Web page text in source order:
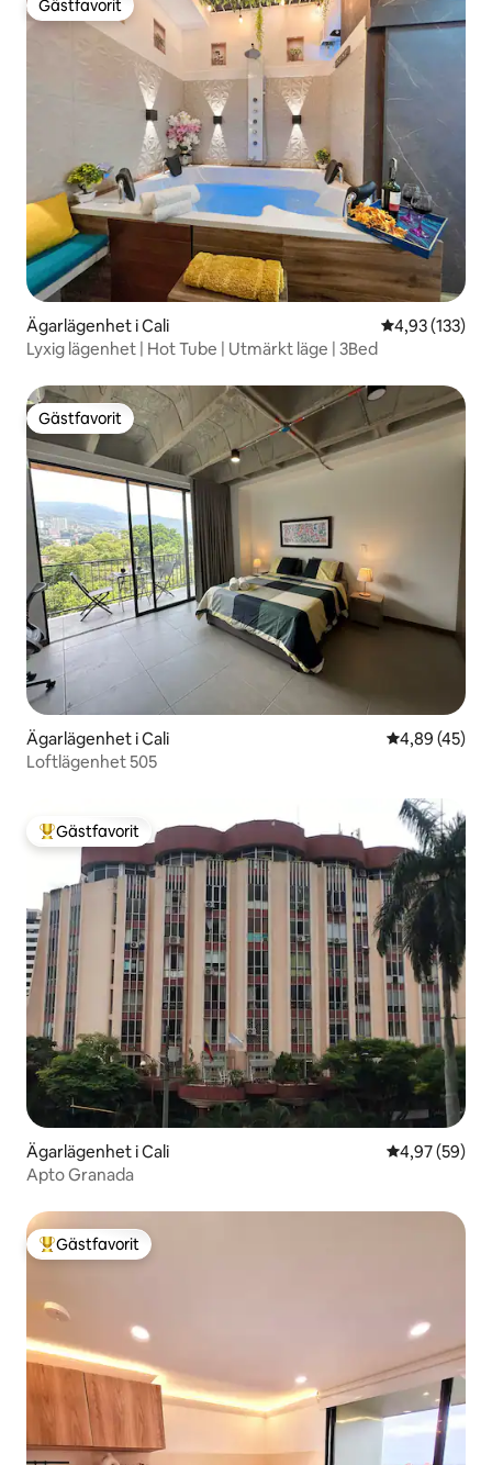
Gästfavorit
Gästfavorit
Ägarlägenhet i Cali 4,93 av 5 i
4,93 (133)
Lyxig lägenhet | Hot Tube | Utmärkt läge | 3Bed
Gästfavorit
Gästfavorit
Ägarlägenhet i Cali 4,89 av 5 i
4,89 (45)
Loftlägenhet 505
Populär gästfavorit
Gästfavorit
Ägarlägenhet i Cali 4,97 av 5 i
4,97 (59)
Apto Granada
Populär gästfavorit
Gästfavorit